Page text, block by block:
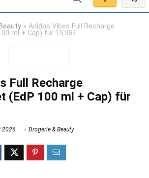
» Adidas Vibes Full Recharge
ml + Cap) für 15,98€
Full Recharge
(EdP 100 ml + Cap) für
2026 Drogerie & Beauty